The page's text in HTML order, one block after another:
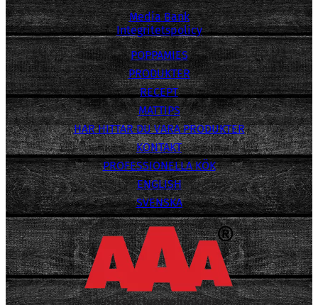
Media Bank
Integritetspolicy
POPPAMIES
PRODUKTER
RECEPT
MATTIPS
HAR HITTAR DU VARA PRODUKTER
KONTAKT
PROFESSIONELLA KÖK
ENGLISH
SVENSKA